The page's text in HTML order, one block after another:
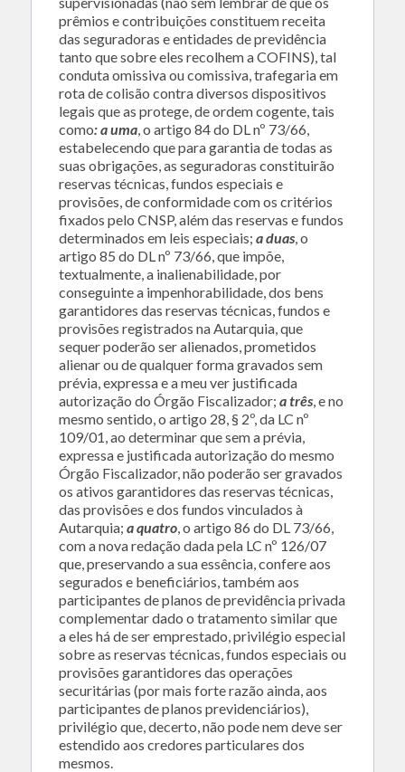
prêmios e contribuições constituem receita
das seguradoras e entidades de previdência
tanto que sobre eles recolhem a COFINS), tal
conduta omissiva ou comissiva, trafegaria em
rota de colisão contra diversos dispositivos
legais que as protege, de ordem cogente, tais
como:a uma, o artigo 84 do DL nº 73/66,
estabelecendo que para garantia de todas as
suas obrigações, as seguradoras constituirão
reservas técnicas, fundos especiais e
provisões, de conformidade com os critérios
fixados pelo CNSP, além das reservas e fundos
determinados em leis especiais; a duas, o
artigo 85 do DL nº 73/66, que impõe,
textualmente, a inalienabilidade, por
conseguinte a impenhorabilidade, dos bens
garantidores das reservas técnicas, fundos e
provisões registrados na Autarquia, que
sequer poderão ser alienados, prometidos
alienar ou de qualquer forma gravados sem
prévia, expressa e a meu ver justificada
autorização do Órgão Fiscalizador; a três, e no
mesmo sentido, o artigo 28, § 2º, da LC nº
109/01, ao determinar que sem a prévia,
expressa e justificada autorização do mesmo
Órgão Fiscalizador, não poderão ser gravados
os ativos garantidores das reservas técnicas,
das provisões e dos fundos vinculados à
Autarquia; a quatro, o artigo 86 do DL 73/66,
com a nova redação dada pela LC nº 126/07
que, preservando a sua essência, confere aos
segurados e beneficiários, também aos
participantes de planos de previdência privada
complementar dado o tratamento similar que
a eles há de ser emprestado, privilégio especial
sobre as reservas técnicas, fundos especiais ou
provisões garantidores das operações
securitárias (por mais forte razão ainda, aos
participantes de planos previdenciários),
privilégio que, decerto, não pode nem deve ser
estendido aos credores particulares dos
mesmos.